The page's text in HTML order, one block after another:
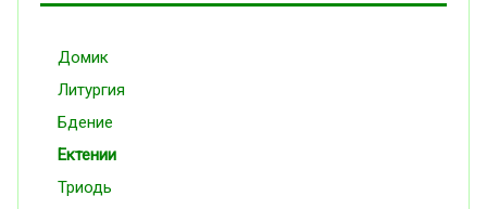
Домик
Литургия
Бдение
Ектении
Триодь